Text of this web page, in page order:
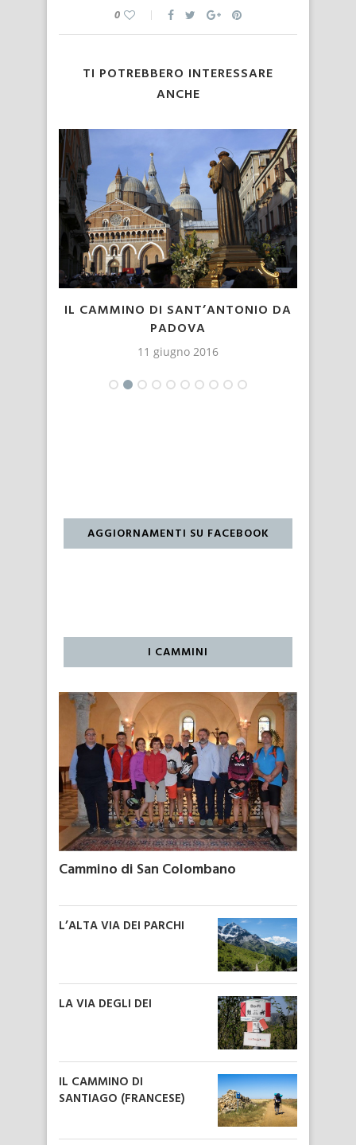
0
TI POTREBBERO INTERESSARE
ANCHE
IL CAMMINO DI SANT’ANTONIO DA
PADOVA
11 giugno 2016
AGGIORNAMENTI SU FACEBOOK
I CAMMINI
Cammino di San Colombano
L’ALTA VIA DEI PARCHI
LA VIA DEGLI DEI
IL CAMMINO DI
SANTIAGO (FRANCESE)